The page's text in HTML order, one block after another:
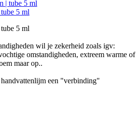
5 ml
5 ml
wil je zekerheid zoals igv:
omstandigheden, extreem warme of
maar op..
handvattenlijm een "verbinding"